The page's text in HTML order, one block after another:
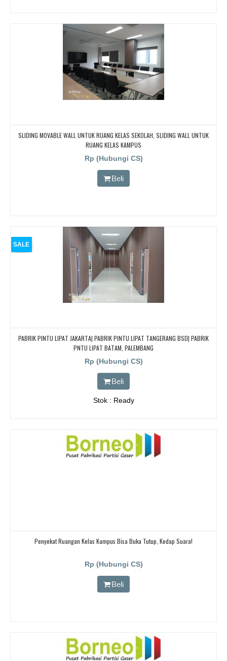
SLIDING MOVABLE WALL UNTUK RUANG KELAS SEKOLAH, SLIDING WALL UNTUK
RUANG KELAS KAMPUS
Rp (Hubungi CS)
Beli
SALE
PABRIK PINTU LIPAT JAKARTA| PABRIK PINTU LIPAT TANGERANG BSD| PABRIK
PNTU LIPAT BATAM, PALEMBANG
Rp (Hubungi CS)
Beli
Stok : Ready
Penyekat Ruangan Kelas Kampus Bisa Buka Tutup, Kedap Suara!
Rp (Hubungi CS)
Beli